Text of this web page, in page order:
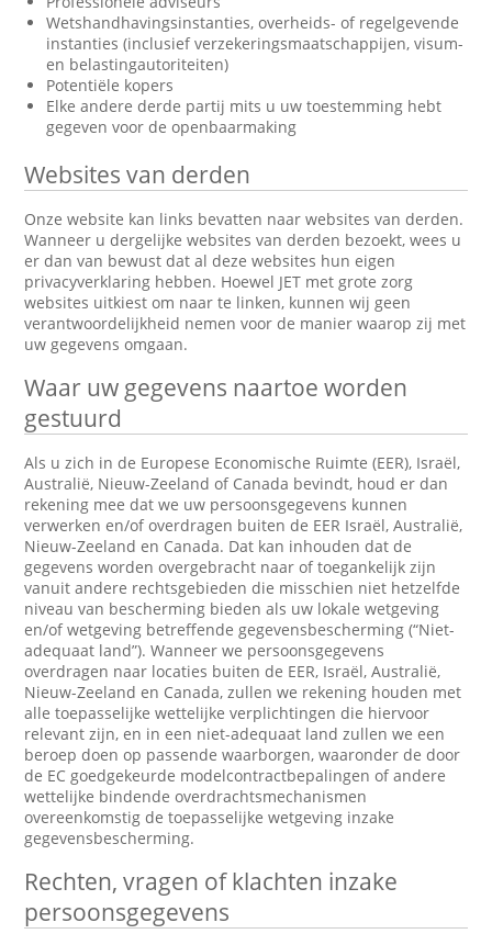
Wetshandhavingsinstanties, overheids- of regelgevende
instanties (inclusief verzekeringsmaatschappijen, visum-
en belastingautoriteiten)
Potentiële kopers
Elke andere derde partij mits u uw toestemming hebt
gegeven voor de openbaarmaking
Websites van derden
Onze website kan links bevatten naar websites van derden.
Wanneer u dergelijke websites van derden bezoekt, wees u
er dan van bewust dat al deze websites hun eigen
privacyverklaring hebben. Hoewel JET met grote zorg
websites uitkiest om naar te linken, kunnen wij geen
verantwoordelijkheid nemen voor de manier waarop zij met
uw gegevens omgaan.
Waar uw gegevens naartoe worden
gestuurd
Als u zich in de Europese Economische Ruimte (EER), Israël,
Australië, Nieuw-Zeeland of Canada bevindt, houd er dan
rekening mee dat we uw persoonsgegevens kunnen
verwerken en/of overdragen buiten de EER Israël, Australië,
Nieuw-Zeeland en Canada. Dat kan inhouden dat de
gegevens worden overgebracht naar of toegankelijk zijn
vanuit andere rechtsgebieden die misschien niet hetzelfde
niveau van bescherming bieden als uw lokale wetgeving
en/of wetgeving betreffende gegevensbescherming (“Niet-
adequaat land”). Wanneer we persoonsgegevens
overdragen naar locaties buiten de EER, Israël, Australië,
Nieuw-Zeeland en Canada, zullen we rekening houden met
alle toepasselijke wettelijke verplichtingen die hiervoor
relevant zijn, en in een niet-adequaat land zullen we een
beroep doen op passende waarborgen, waaronder de door
de EC goedgekeurde modelcontractbepalingen of andere
wettelijke bindende overdrachtsmechanismen
overeenkomstig de toepasselijke wetgeving inzake
gegevensbescherming.
Rechten, vragen of klachten inzake
persoonsgegevens